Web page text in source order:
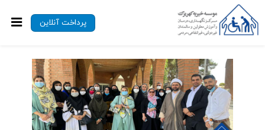
پرداخت آنلاین